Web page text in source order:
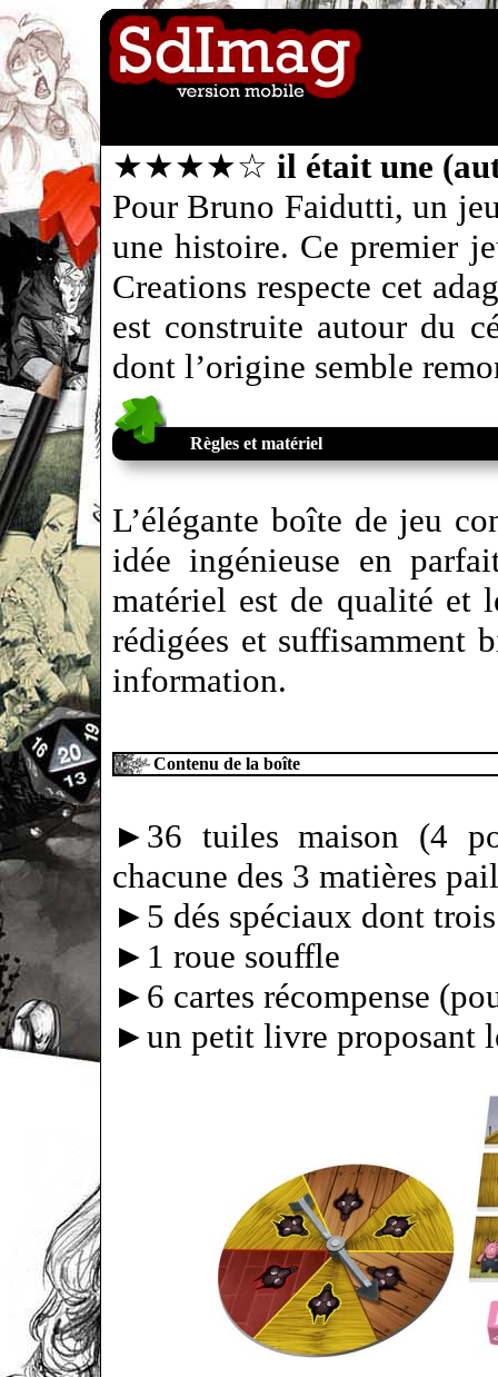
★★★★☆ il était une
Pour Bruno Faidutti, un
une histoire. Ce premier
Creations respecte cet
est construite autour du
dont l’origine semble
Règles et matériel
L’élégante boîte de jeu
idée ingénieuse en
matériel est de qualité et
rédigées et suffisamment
information.
Contenu de la boîte
►36 tuiles maison (4
chacune des 3 matières
►5 dés spéciaux dont
►1 roue souffle
►6 cartes récompense
►un petit livre proposant